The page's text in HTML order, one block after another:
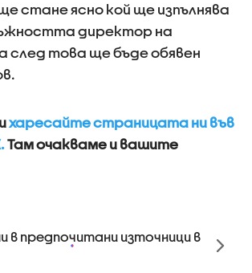
стане ясно кой ще изпълнява
директор на
след това ще бъде обявен
харесайте страницата ни във
Там очакваме и вашите
в предпочитани източници в